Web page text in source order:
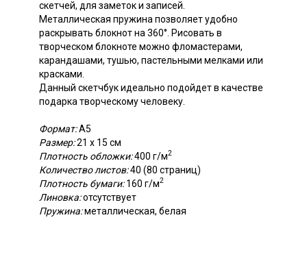
скетчей, для заметок и записей.
Металлическая пружина позволяет удобно
раскрывать блокнот на 360°. Рисовать в
творческом блокноте можно фломастерами,
карандашами, тушью, пастельными мелками или
красками.
Данный скетчбук идеально подойдет в качестве
подарка творческому человеку.
Формат:А5
Размер:21 х 15 см
Плотность обложки:400 г/м2
Количество листов:40 (80 страниц)
Плотность бумаги:160 г/м2
Линовка:отсутствует
Пружина:металлическая, белая